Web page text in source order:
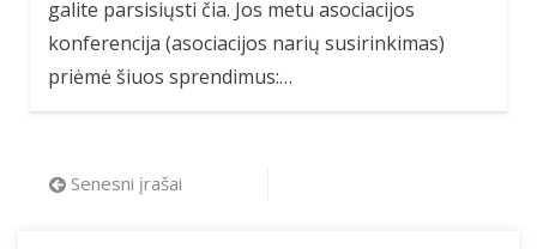
galite parsisiųsti čia. Jos metu asociacijos
konferencija (asociacijos narių susirinkimas)
priėmė šiuos sprendimus:…
Navigacija
Senesni įrašai